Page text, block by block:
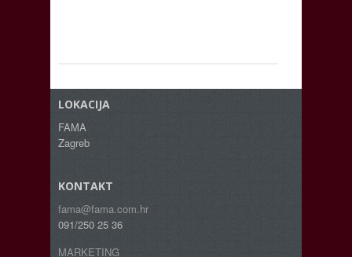
LOKACIJA
FAMA
Zagreb
KONTAKT
fama@fama.com.hr
091/250 25 36
MARKETING